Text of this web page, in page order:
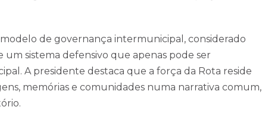
de governança intermunicipal, considerado
sistema defensivo que apenas pode ser
A presidente destaca que a força da Rota reside
memórias e comunidades numa narrativa comum,